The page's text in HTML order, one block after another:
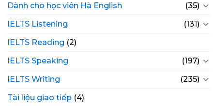
Dành cho học viên Hà English
(35)
IELTS Listening
(131)
IELTS Reading (2)
IELTS Speaking
(197)
IELTS Writing
(235)
Tài liệu giao tiếp (4)